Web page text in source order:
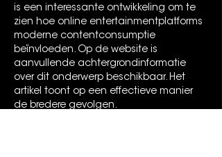
is een interessante ontwikkeling om te
zien hoe online entertainmentplatforms
moderne contentconsumptie
beïnvloeden. Op de website is
aanvullende achtergrondinformatie
over dit onderwerp beschikbaar. Het
artikel toont op een effectieve manier
de bredere gevolgen.